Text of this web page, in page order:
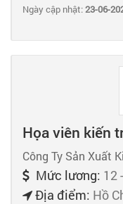
Ngày cập nhật:23-06-
Họa viên kiến
Công Ty Sản Xuất
Mức lương: 12
Địa điểm: Hồ